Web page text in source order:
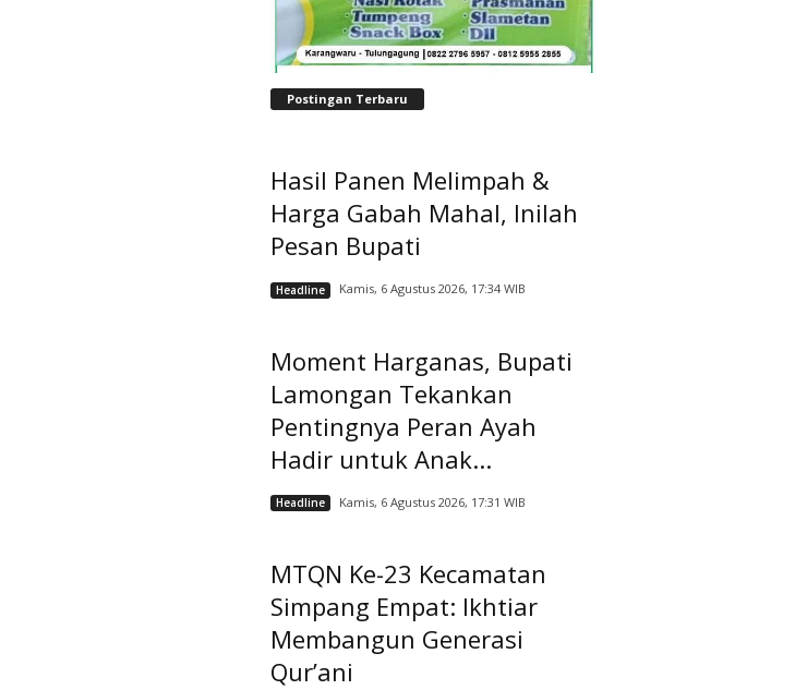
Postingan Terbaru
Hasil Panen Melimpah &
Harga Gabah Mahal, Inilah
Pesan Bupati
Headline Kamis, 6 Agustus 2026, 17:34 WIB
Moment Harganas, Bupati
Lamongan Tekankan
Pentingnya Peran Ayah
Hadir untuk Anak...
Headline Kamis, 6 Agustus 2026, 17:31 WIB
MTQN Ke-23 Kecamatan
Simpang Empat: Ikhtiar
Membangun Generasi
Qur’ani